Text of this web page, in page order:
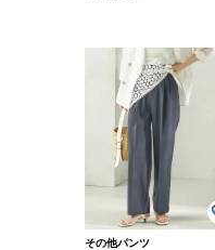
その他パンツ